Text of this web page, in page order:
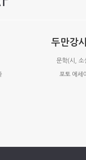
두만강
문학(시, 소
포토 에세이